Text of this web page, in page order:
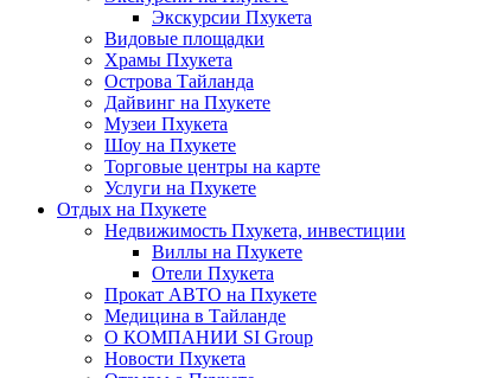
Экскурсии Пхукета
Видовые площадки
Храмы Пхукета
Острова Тайланда
Дайвинг на Пхукете
Музеи Пхукета
Шоу на Пхукете
Торговые центры на карте
Услуги на Пхукете
Отдых на Пхукете
Недвижимость Пхукета, инвестиции
Виллы на Пхукете
Отели Пхукета
Прокат АВТО на Пхукете
Медицина в Тайланде
О КОМПАНИИ SI Group
Новости Пхукета